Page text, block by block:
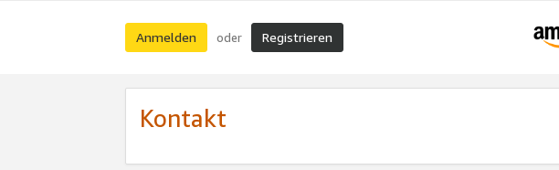
Anmelden oder Registrieren
Kontakt